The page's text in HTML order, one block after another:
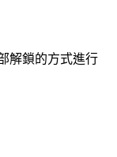
解鎖的方式進行